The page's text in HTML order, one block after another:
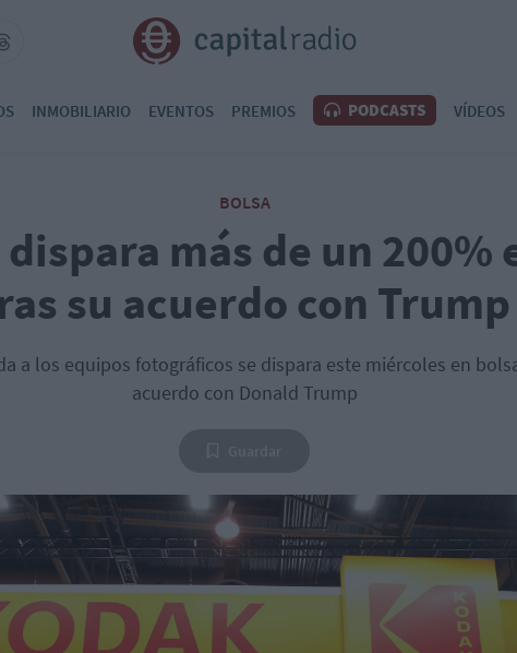
INMOBILIARIO EVENTOS PREMIOS PODCASTS VÍDEOS
BOLSA
más de un 200%
su acuerdo con Trump
a los equipos fotográficos se dispara este miércoles en
acuerdo con Donald Trump